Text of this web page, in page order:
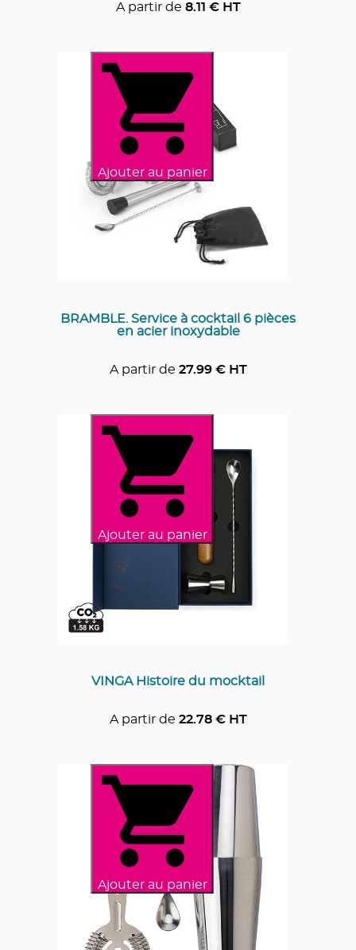
A partir de 8.11 € HT
Ajouter au panier
BRAMBLE. Service à cocktail 6 pièces
en acier inoxydable
A partir de 27.99€ HT
Ajouter au panier
VINGA Histoire du mocktail
A partir de 22.78€ HT
Ajouter au panier